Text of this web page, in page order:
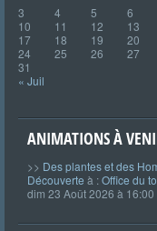
3
4 5 6
10
11 12 13
17
18 19 20
24
25 26 27
31
« Juil
ANIMATIONS À
>> Des plantes et des
Découverte à :Office du
dim 23 Août 2026 à 16:00